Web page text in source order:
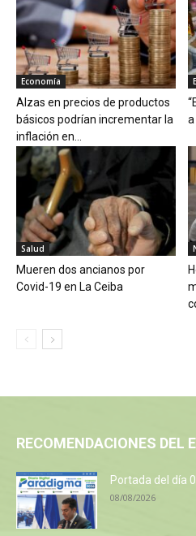
Economía
Alzas en precios de productos
básicos podrían incrementar la
inflación en...
a
Salud
Mueren dos ancianos por
Covid-19 en La Ceiba
RECOMENDACIONES DEL
Portada del día
08/08/2026